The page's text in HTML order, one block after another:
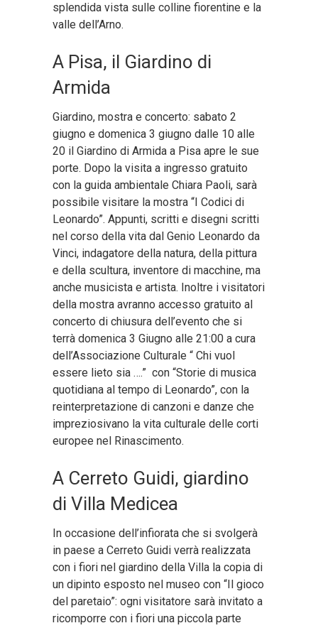
splendida vista sulle colline fiorentine e la
valle dell’Arno.
A Pisa, il Giardino di
Armida
Giardino, mostra e concerto: sabato 2
giugno e domenica 3 giugno dalle 10 alle
20 il Giardino di Armida a Pisa apre le sue
porte. Dopo la visita a ingresso gratuito
con la guida ambientale Chiara Paoli, sarà
possibile visitare la mostra “I Codici di
Leonardo”. Appunti, scritti e disegni scritti
nel corso della vita dal Genio Leonardo da
Vinci, indagatore della natura, della pittura
e della scultura, inventore di macchine, ma
anche musicista e artista. Inoltre i visitatori
della mostra avranno accesso gratuito al
concerto di chiusura dell’evento che si
terrà domenica 3 Giugno alle 21:00 a cura
dell’Associazione Culturale “ Chi vuol
essere lieto sia ….” con “Storie di musica
quotidiana al tempo di Leonardo”, con la
reinterpretazione di canzoni e danze che
impreziosivano la vita culturale delle corti
europee nel Rinascimento.
A Cerreto Guidi, giardino
di Villa Medicea
In occasione dell’infiorata che si svolgerà
in paese a Cerreto Guidi verrà realizzata
con i fiori nel giardino della Villa la copia di
un dipinto esposto nel museo con “Il gioco
del paretaio”: ogni visitatore sarà invitato a
ricomporre con i fiori una piccola parte